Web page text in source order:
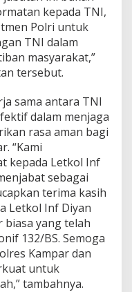
kepada TNI,
Polri untuk
TNI dalam
masyarakat,”
tersebut.
sama antara TNI
dalam menjaga
rasa aman bagi
“Kami
kepada Letkol Inf
sebagai
terima kasih
Letkol Inf Diyan
yang telah
132/BS. Semoga
Kampar dan
untuk
tambahnya.